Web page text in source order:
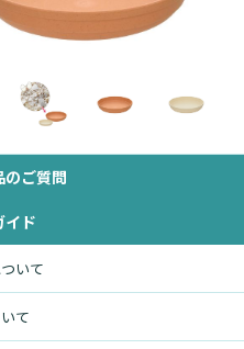
のご質問
イド
いて
て